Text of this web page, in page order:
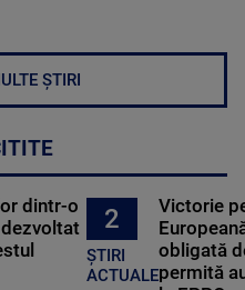
ȘTIRI
dintr-o
2
ȘTIRI
ACTUALE
Victorie
obligată
permită